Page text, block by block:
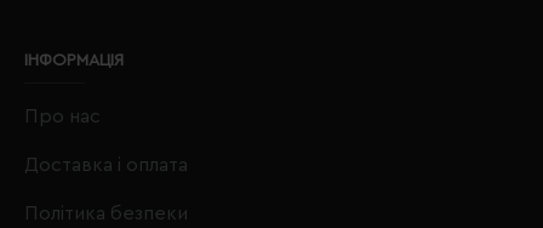
ІНФОРМАЦІЯ
Про нас
Доставка і оплата
Політика безпеки